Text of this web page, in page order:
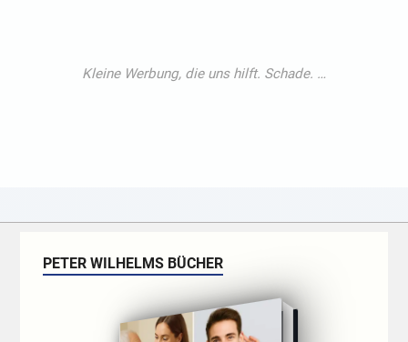
PETER WILHELMS BÜCHER